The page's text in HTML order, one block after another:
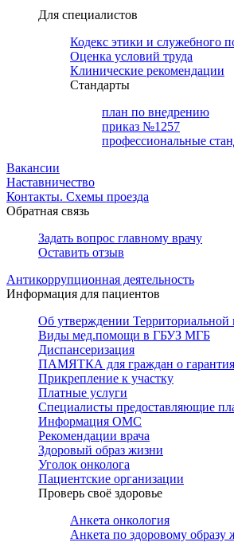
Для специалистов
Кодекс этики и служебного
Оценка условий труда
Клинические рекомендации
Cтандарты
план по внедрению
приказ №1257
профессиональные
Вакансии
Наставничество
Контакты. Схемы проезда
Обратная связь
Задать вопрос главному врачу
Оставить отзыв
Антикоррупционная деятельность
Информация для пациентов
Об утверждении Территориальной
Виды мед.помощи в ГБУЗ МГБ
Диспансеризация
ПАМЯТКА для граждан о
Прикрепление к участку
Платные услуги
Специалисты предоставляющие
Информация ОМС
Рекомендации врача
Здоровый образ жизни
Уголок онколога
Пациентские организации
Проверь своё здоровье
Анкета онкология
Анкета по здоровому образу